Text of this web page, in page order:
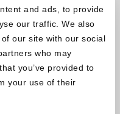
and ads, to provide
our traffic. We also
our site with our social
who may
you’ve provided to
your use of their
ale przede
chłonie wilgoć i
Pościel satynowa SOFT
.